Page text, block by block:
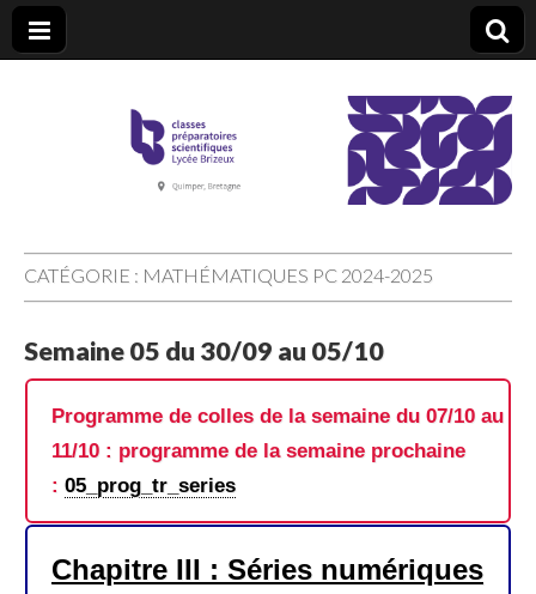
CPGE Brizeux
CATÉGORIE : MATHÉMATIQUES PC 2024-2025
Semaine 05 du 30/09 au 05/10
Programme de colles de la semaine du 07/10 au
11/10 : programme de la semaine prochaine
: 05_prog_tr_series
Chapitre III : Séries numériques